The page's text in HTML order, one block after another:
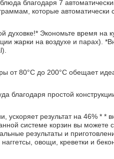
благодаря 7
которые
духовке!* Экономьте время
жарки на воздухе и парах).
от 80°C до 200°C обещает
благодаря простой
ускоряет результат на 46% *
системе корзин вы можете
результаты и
овощи, креветки и